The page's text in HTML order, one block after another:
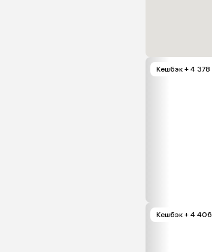
Кешбэк + 4 378
Кешбэк + 4 406